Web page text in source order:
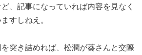
、記事になっていれば内容を見なく
すしねえ。
突き詰めれば、松潤が葵さんと交際